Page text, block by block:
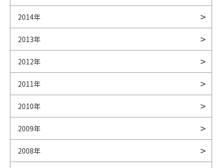
2014年
2013年
2012年
2011年
2010年
2009年
2008年